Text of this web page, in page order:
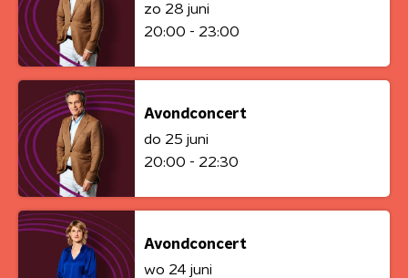
zo 28 juni
20:00 - 23:00
Avondconcert
do 25 juni
20:00 - 22:30
Avondconcert
wo 24 juni